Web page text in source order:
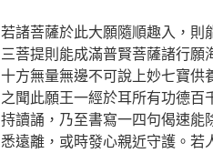
若諸菩薩於此大願隨順趣入，則
三菩提則能成滿普賢菩薩諸行
十方無量無邊不可說上妙七寶
之聞此願王一經於耳所有功德
持讀誦，乃至書寫一四句偈速
悉遠離，或時發心親近守護。若